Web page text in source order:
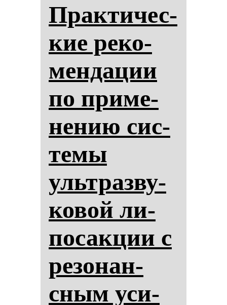
Прак­ти­чес­
кие ре­ко­
мен­да­ции
по при­ме­
не­нию сис­
те­мы
ультраз­ву­
ко­вой ли­
по­сак­ции с
ре­зо­нан­
сным уси­